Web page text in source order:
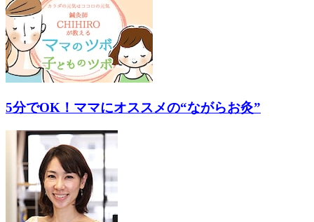
5分でOK！ママにオススメの“ながらお灸”